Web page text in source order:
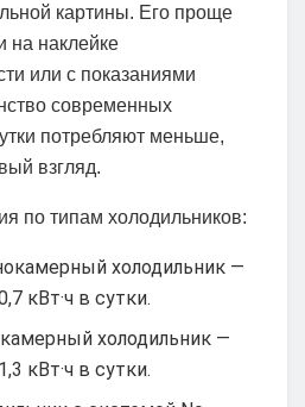
картины. Его проще
на наклейке
или с показаниями
современных
потребляют меньше,
взгляд.
по типам холодильников:
холодильник —
кВт·ч в сутки.
холодильник —
кВт·ч в сутки.